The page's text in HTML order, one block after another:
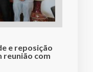
e reposição
reunião com